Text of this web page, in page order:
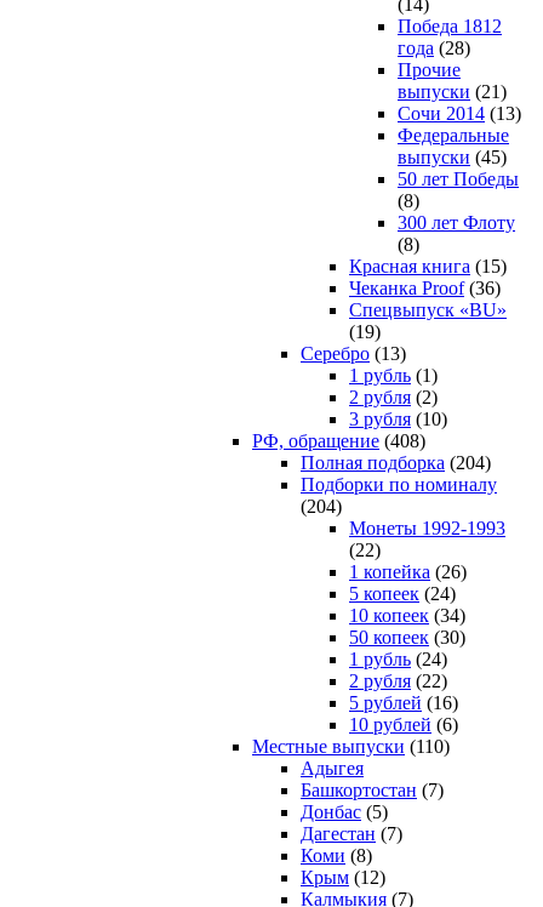
Победа 1812
года (28)
Прочие
выпуски (21)
Сочи 2014 (13)
Федеральные
выпуски (45)
50 лет Победы
(8)
300 лет Флоту
(8)
Красная книга (15)
Чеканка Proof(36)
Спецвыпуск «BU»
(19)
Серебро (13)
1 рубль (1)
2 рубля (2)
3 рубля (10)
РФ, обращение (408)
Полная подборка (204)
Подборки по номиналу
(204)
Монеты 1992-1993
(22)
1 копейка (26)
5 копеек (24)
10 копеек (34)
50 копеек (30)
1 рубль (24)
2 рубля (22)
5 рублей (16)
10 рублей (6)
Местные выпуски (110)
Адыгея
Башкортостан (7)
Донбас (5)
Дагестан (7)
Коми (8)
Крым (12)
Калмыкия (7)